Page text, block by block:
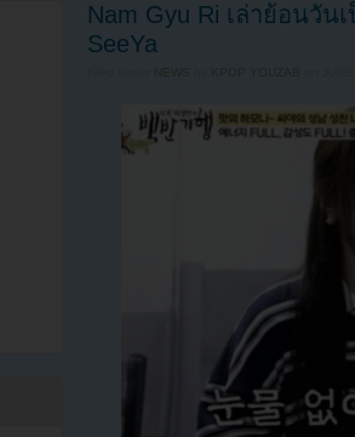
Nam Gyu Ri เล่าย้อนวัน
SeeYa
NEWS KPOP YOUZAB